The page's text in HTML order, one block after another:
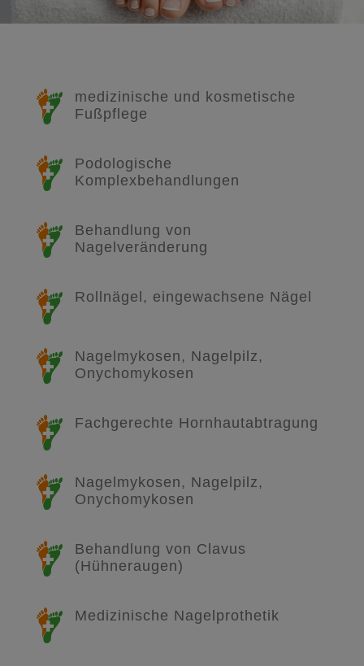
medizinische und kosmetische
Fußpflege
Podologische
Komplexbehandlungen
Behandlung von
Nagelveränderung
Rollnägel, eingewachsene Nägel
Nagelmykosen, Nagelpilz,
Onychomykosen
Fachgerechte Hornhautabtragung
Nagelmykosen, Nagelpilz,
Onychomykosen
Behandlung von Clavus
(Hühneraugen)
Medizinische Nagelprothetik